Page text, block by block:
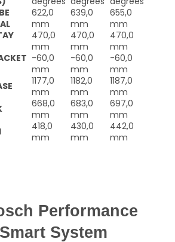
622,0
mm
639,0
mm
655,0
mm
470,0
mm
470,0
mm
470,0
mm
-60,0
mm
-60,0
mm
-60,0
mm
1177,0
mm
1182,0
mm
1187,0
mm
668,0
mm
683,0
mm
697,0
mm
418,0
mm
430,0
mm
442,0
mm
Performance
System